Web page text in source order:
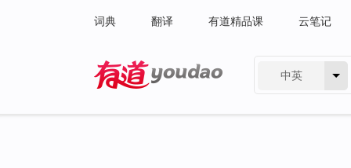
词典 翻译 有道精品课 云笔记
中英